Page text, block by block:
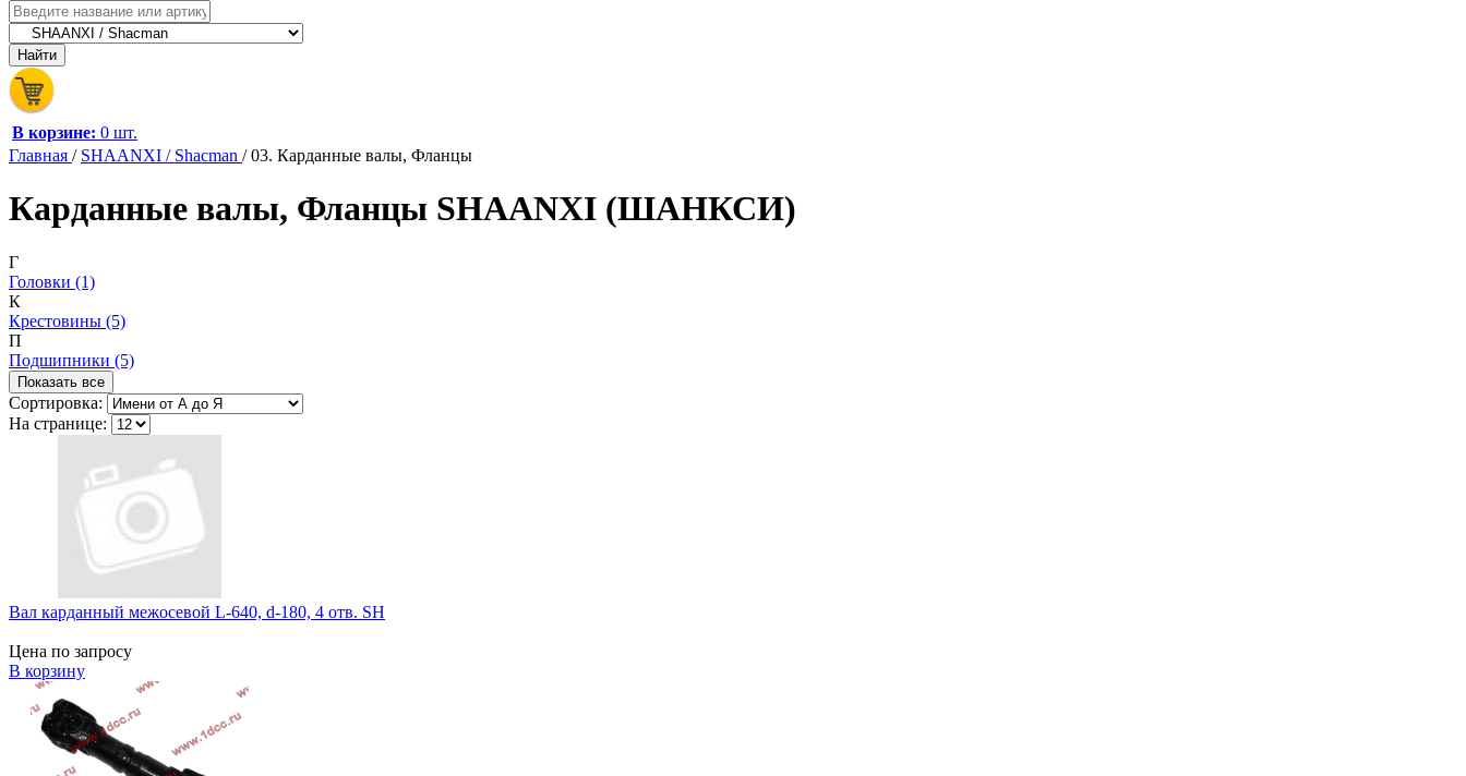
В корзине: 0 шт.
Главная / SHAANXI / Shacman /03. Карданные валы, Фланцы
Карданные валы, Фланцы SHAANXI (ШАНКСИ)
Г
Головки (1)
К
Крестовины (5)
П
Подшипники (5)
Показать все
Сортировка:
На странице:
Вал карданный межосевой L-640, d-180, 4 отв. SH
Цена по запросу
В корзину